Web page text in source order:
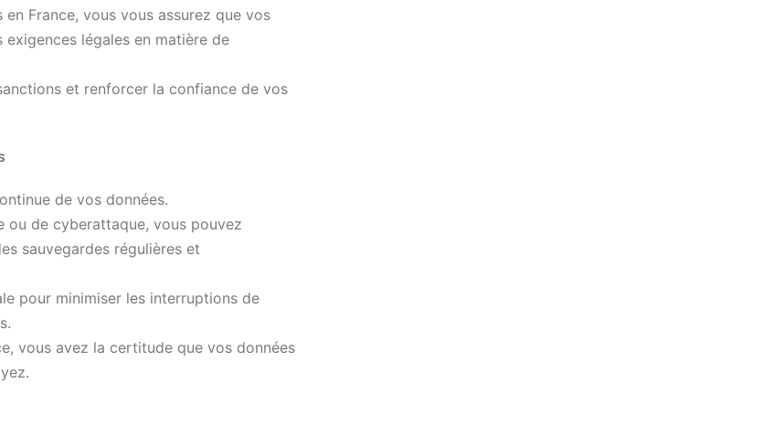
France, vous vous assurez que vos
légales en matière de
et renforcer la confiance de vos
de vos données.
ou de cyberattaque, vous pouvez
sauvegardes régulières et
pour minimiser les interruptions de
vous avez la certitude que vos données